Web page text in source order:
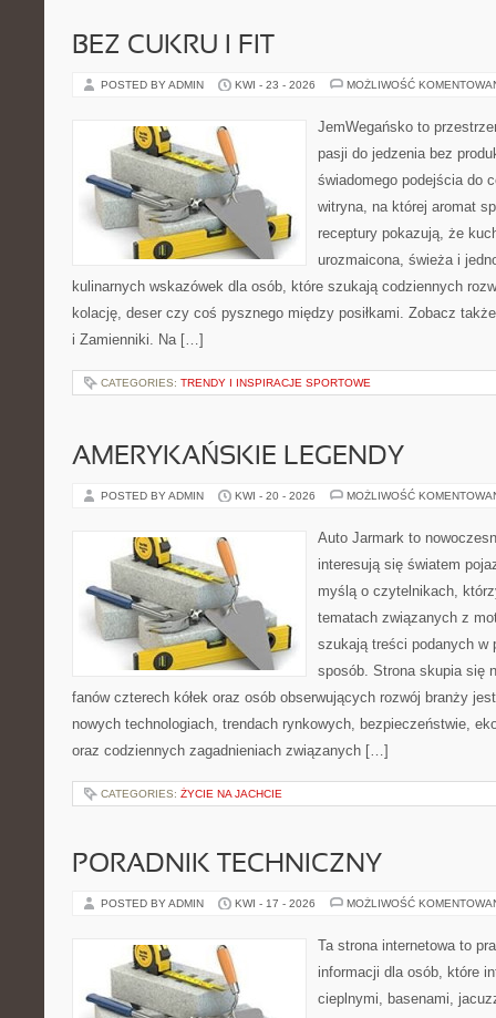
BEZ CUKRU I FIT
POSTED BY ADMIN KWI - 23 - 2026 MOŻLIWOŚĆ
JemWegańsko to
pasji do jedzenia bez
świadomego podejścia do
witryna, na której aromat
receptury pokazują, że
urozmaicona, świeża i
kulinarnych wskazówek dla osób, które szukają codziennych
kolację, deser czy coś pysznego między posiłkami. Zobacz
i Zamienniki. Na […]
CATEGORIES: TRENDY I INSPIRACJE SPORTOWE
AMERYKAŃSKIE LEGENDY
POSTED BY ADMIN KWI - 20 - 2026 MOŻLIWOŚĆ
Auto Jarmark to
interesują się światem
myślą o czytelnikach,
tematach związanych z
szukają treści podanych w
sposób. Strona skupia się
fanów czterech kółek oraz osób obserwujących rozwój branży
nowych technologiach, trendach rynkowych, bezpieczeństwie,
oraz codziennych zagadnieniach związanych […]
CATEGORIES: ŻYCIE NA JACHCIE
PORADNIK TECHNICZNY
POSTED BY ADMIN KWI - 17 - 2026 MOŻLIWOŚĆ
Ta strona internetowa to
informacji dla osób, które
cieplnymi, basenami,